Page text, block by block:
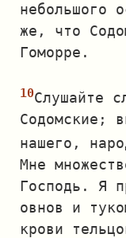
небольшого
же, что
Гоморре.
Слушайте
Содомские;
нашего,
Мне
Господь. Я
овнов и
крови